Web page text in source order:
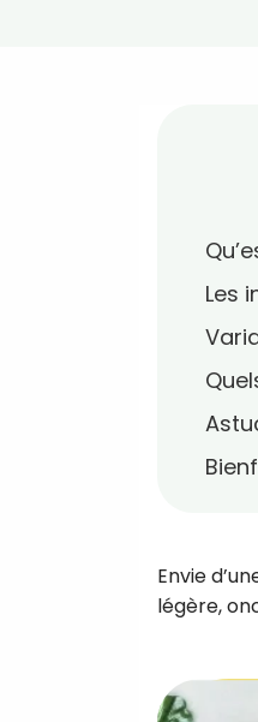
Les
Envie
légère,